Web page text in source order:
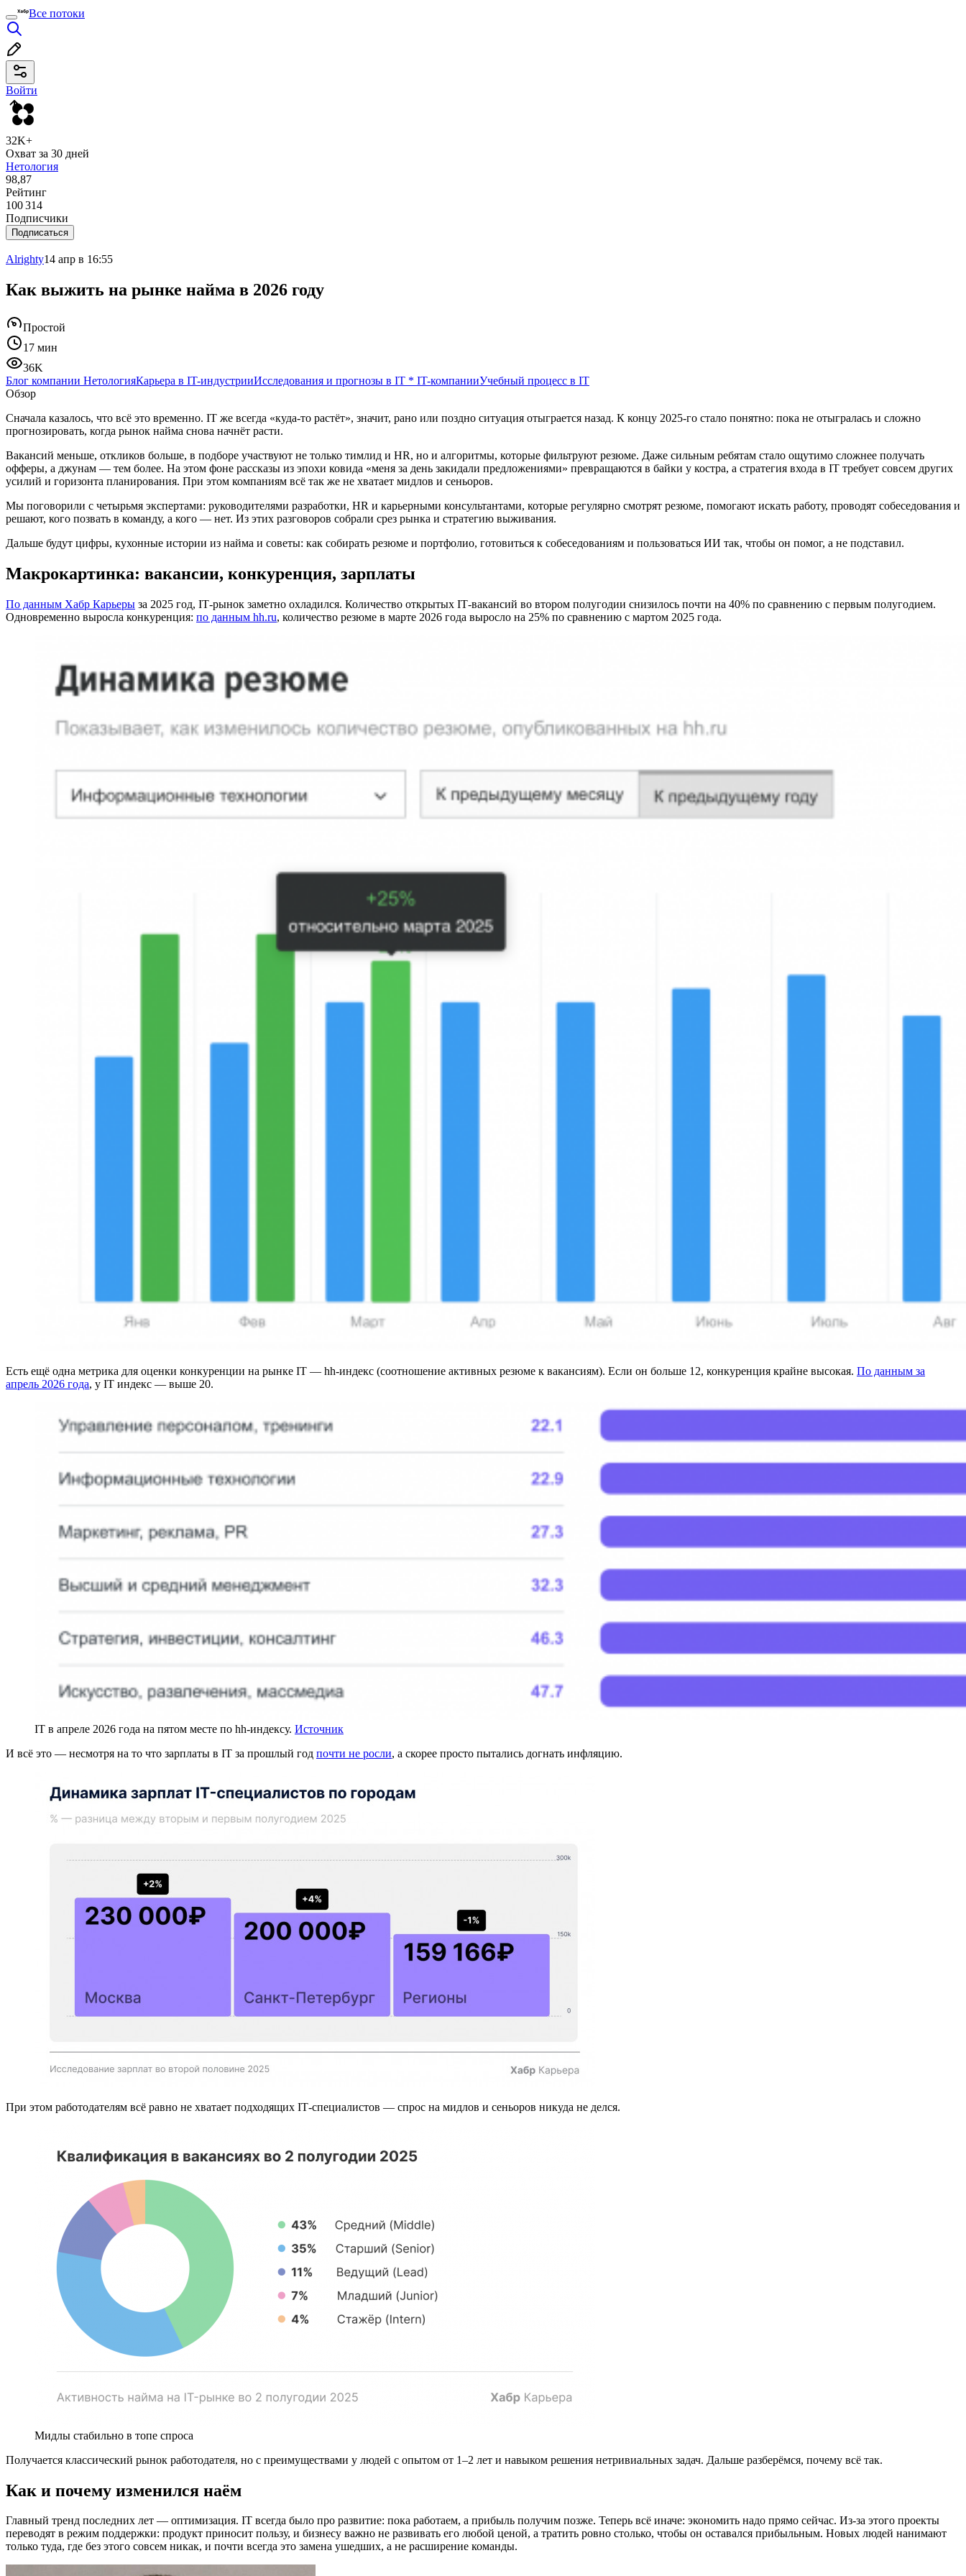
Все потоки
Войти
32K+
Охват за 30 дней
Нетология
98,87
Рейтинг
100 314
Подписчики
Подписаться
Alrighty14 апр в 16:55
Как выжить на рынке найма в 2026 году
Простой
17 мин
36K
Блог компании НетологияКарьера в IT-индустрииИсследования и прогнозы в IT * IT-компанииУчебный процесс в IT
Обзор
Сначала казалось, что всё это временно. IT же всегда «куда‑то растёт», значит, рано или поздно ситуация отыграется назад. К концу 2025‑го стало понятно: пока не отыгралась и сложно
прогнозировать, когда рынок найма снова начнёт расти.
Вакансий меньше, откликов больше, в подборе участвуют не только тимлид и HR, но и алгоритмы, которые фильтруют резюме. Даже сильным ребятам стало ощутимо сложнее получать
офферы, а джунам — тем более. На этом фоне рассказы из эпохи ковида «меня за день закидали предложениями» превращаются в байки у костра, а стратегия входа в IT требует совсем других
усилий и горизонта планирования. При этом компаниям всё так же не хватает мидлов и сеньоров.
Мы поговорили с четырьмя экспертами: руководителями разработки, HR и карьерными консультантами, которые регулярно смотрят резюме, помогают искать работу, проводят собеседования и
решают, кого позвать в команду, а кого — нет. Из этих разговоров собрали срез рынка и стратегию выживания.
Дальше будут цифры, кухонные истории из найма и советы: как собирать резюме и портфолио, готовиться к собеседованиям и пользоваться ИИ так, чтобы он помог, а не подставил.
Макрокартинка: вакансии, конкуренция, зарплаты
По данным Хабр Карьеры за 2025 год, IT‑рынок заметно охладился. Количество открытых IT‑вакансий во втором полугодии снизилось почти на 40% по сравнению с первым полугодием.
Одновременно выросла конкуренция: по данным hh.ru, количество резюме в марте 2026 года выросло на 25% по сравнению с мартом 2025 года.
Есть ещё одна метрика для оценки конкуренции на рынке IT — hh-индекс (соотношение активных резюме к вакансиям). Если он больше 12, конкуренция крайне высокая. По данным за
апрель 2026 года, у IT индекс — выше 20.
IT в апреле 2026 года на пятом месте по hh-индексу. Источник
И всё это — несмотря на то что зарплаты в IT за прошлый год почти не росли, а скорее просто пытались догнать инфляцию.
При этом работодателям всё равно не хватает подходящих IT‑специалистов — спрос на мидлов и сеньоров никуда не делся.
Мидлы стабильно в топе спроса
Получается классический рынок работодателя, но с преимуществами у людей с опытом от 1–2 лет и навыком решения нетривиальных задач. Дальше разберёмся, почему всё так.
Как и почему изменился наём
Главный тренд последних лет — оптимизация. IT всегда было про развитие: пока работаем, а прибыль получим позже. Теперь всё иначе: экономить надо прямо сейчас. Из-за этого проекты
переводят в режим поддержки: продукт приносит пользу, и бизнесу важно не развивать его любой ценой, а тратить ровно столько, чтобы он оставался прибыльным. Новых людей нанимают
только туда, где без этого совсем никак, и почти всегда это замена ушедших, а не расширение команды.​